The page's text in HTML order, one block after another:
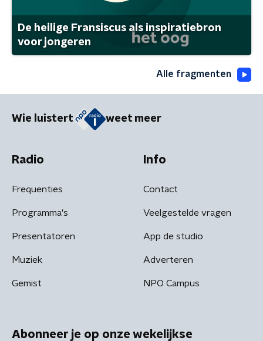
De heilige Fransiscus als inspiratiebron
voor jongeren
Alle fragmenten
Wie luistert weet meer
Radio
Frequenties
Programma's
Presentatoren
Muziek
Gemist
Info
Contact
Veelgestelde vragen
App de studio
Adverteren
NPO Campus
Abonneer je op onze wekelijkse